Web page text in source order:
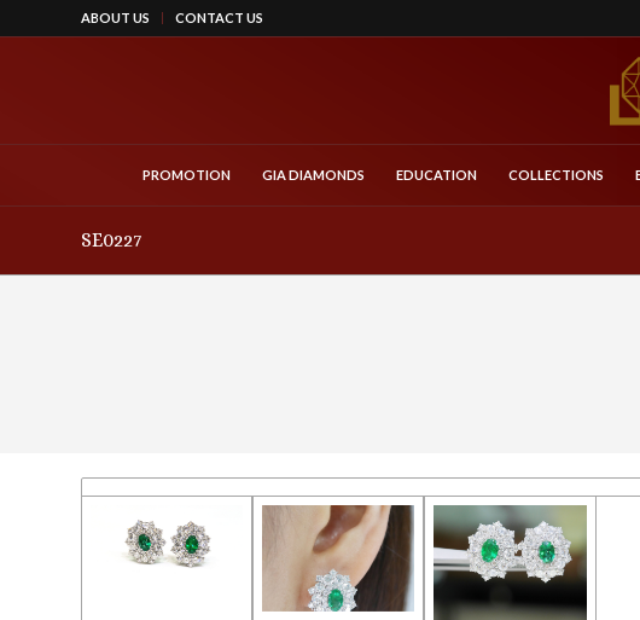
ABOUT US CONTACT US
PROMOTION GIA DIAMONDS EDUCATION COLLECTIONS
SE0227